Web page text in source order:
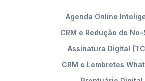
Agenda Online
CRM e Redução de
Assinatura Digital
CRM e Lembretes